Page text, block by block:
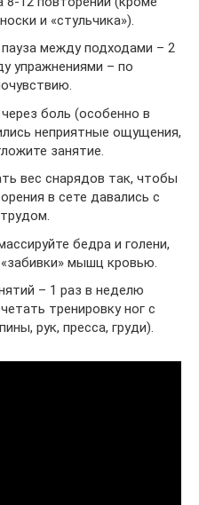
и «стульчика»).
между подходами – 2
упражнениями – по
боль (особенно в
неприятные ощущения,
занятие.
вес снарядов так, чтобы
в сете давались с
трудом.
бедра и голени,
мышц кровью.
– 1 раз в неделю
тренировку ног с
рук, пресса, груди).